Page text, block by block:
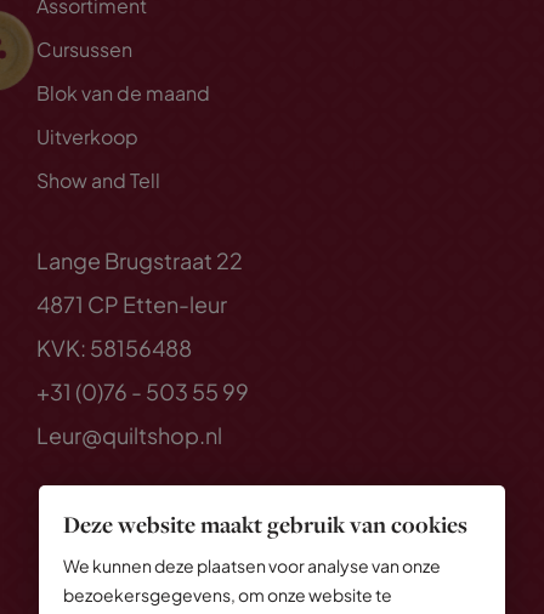
Deze website maakt gebruik van cookies
We kunnen deze plaatsen voor analyse van onze
bezoekersgegevens, om onze website te
Cursussen
Blok van de maand
Uitverkoop
Show and Tell
Lange Brugstraat 22
4871 CP Etten-leur
KVK: 58156488
+31 (0)76 - 503 55 99
Leur@quiltshop.nl